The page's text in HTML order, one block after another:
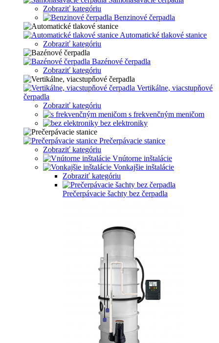
Zobraziť kategóriu
Benzinové čerpadla
Automatické tlakové stanice
Zobraziť kategóriu
Bazénové čerpadla
Zobraziť kategóriu
Vertikálne, viacstupňové
čerpadla
Zobraziť kategóriu
s frekvenčným meničom
bez elektroniky
Prečerpávacie stanice
Zobraziť kategóriu
Vnútorne inštalácie
Vonkajšie inštalácie
Zobraziť kategóriu
Prečerpávacie šachty bez čerpadla